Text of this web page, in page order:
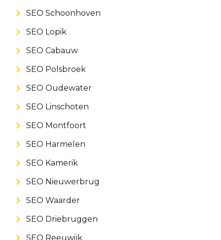
SEO Schoonhoven
SEO Lopik
SEO Cabauw
SEO Polsbroek
SEO Oudewater
SEO Linschoten
SEO Montfoort
SEO Harmelen
SEO Kamerik
SEO Nieuwerbrug
SEO Waarder
SEO Driebruggen
SEO Reeuwijk